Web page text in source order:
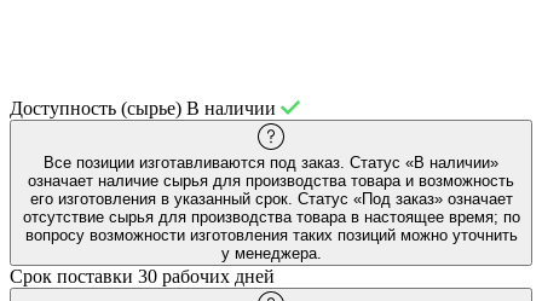
Доступность (сырье) В наличии
Все позиции изготавливаются под заказ. Статус «В наличии»
означает наличие сырья для производства товара и возможность
его изготовления в указанный срок. Статус «Под заказ» означает
отсутствие сырья для производства товара в настоящее время; по
вопросу возможности изготовления таких позиций можно уточнить
у менеджера.
Срок поставки 30 рабочих дней